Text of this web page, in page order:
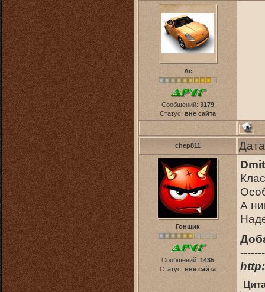
Ас
Сообщений: 3179
Статус: вне сайта
chep811
Гонщик
Сообщений: 1435
Статус: вне сайта
А